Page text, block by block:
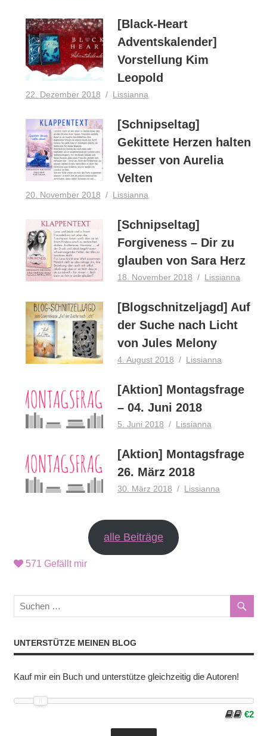
[Black-Heart
Adventskalender]
Vorstellung Kim
Leopold
22. Dezember 2018 Lissianna
[Schnipseltag]
Gekittete Herzen halten
besser von Aurelia
Velten
20. November 2018 Lissianna
[Schnipseltag]
Forgiveness – Dir zu
glauben von Sara Herz
18. November 2018 Lissianna
[Blogschnitzeljagd] Auf
der Suche nach Licht
von Jules Melony
4. August 2018 Lissianna
[Aktion] Montagsfrage
– 04. Juni 2018
5. Juni 2018 Lissianna
[Aktion] Montagsfrage
26. März 2018
30. März 2018 Lissianna
alle Beiträge
571 Gefällt mir
UNTERSTÜTZE MEINEN BLOG
Kauf mir ein Buch und unterstütze gleichzeitig die Autoren!
€2